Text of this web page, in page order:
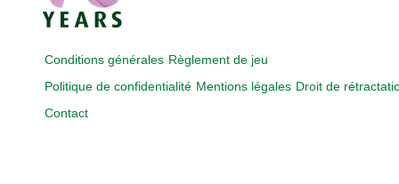
Conditions générales Règlement de jeu
Politique de confidentialité Mentions légales Droit de
Contact